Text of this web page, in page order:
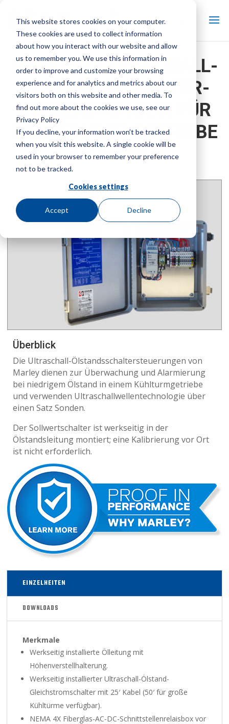
This website stores cookies on your computer.
These cookies are used to collect information
about how you interact with our website and allow
us to remember you. We use this information in
order to improve and customize your browsing
experience and for analytics and metrics about our
visitors both on this website and other media. To
find out more about the cookies we use, see our
Privacy Policy
If you decline, your information won’t be tracked
when you visit this website. A single cookie will be
used in your browser to remember your preference
not to be tracked.
Cookies settings
Accept Decline
MARLEY ULTRASCHALL-
ÖLSTANDSSCHALTER-
STEUERUNG (OLS) FÜR
GEAREDUCER-GETRIEBE
KÜHLTURMTEILE
Marke:Marley| Produktart:
Überblick
Die Ultraschall-Ölstandsschaltersteuerungen von
Marley dienen zur Überwachung und Alarmierung
bei niedrigem Ölstand in einem Kühlturmgetriebe
und verwenden Ultraschallwellentechnologie über
einen Satz Sonden.
Der Sollwertschalter ist werkseitig in der
Ölstandsleitung montiert; eine Kalibrierung vor Ort
ist nicht erforderlich.
EINZELHEITEN
DOWNLOADS
Merkmale
Werkseitig installierte Ölleitung mit
Höhenverstellhalterung.
Werkseitig installierter Ultraschall-Ölstand-
Gleichstromschalter mit 25′ Kabel (50′ für große
Kühltürme verfügbar).
NEMA 4X Fiberglas-AC-DC-Schnittstellenrelaisbox vor